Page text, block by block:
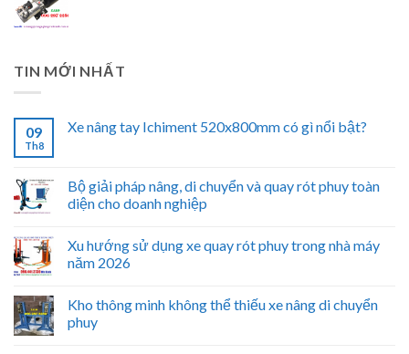
TIN MỚI NHẤT
09
Th8
Xe nâng tay Ichiment 520x800mm có gì nổi bật?
Bộ giải pháp nâng, di chuyển và quay rót phuy toàn
diện cho doanh nghiệp
Xu hướng sử dụng xe quay rót phuy trong nhà máy
năm 2026
Kho thông minh không thể thiếu xe nâng di chuyển
phuy